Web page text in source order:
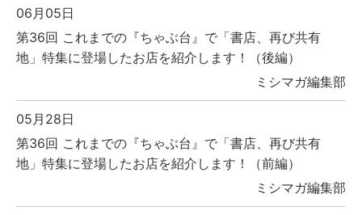
06月05日
第36回 これまでの『ちゃぶ台』で「書店、再び共有
地」特集に登場したお店を紹介します！（後編）
ミシマガ編集部
05月28日
第36回 これまでの『ちゃぶ台』で「書店、再び共有
地」特集に登場したお店を紹介します！（前編）
ミシマガ編集部